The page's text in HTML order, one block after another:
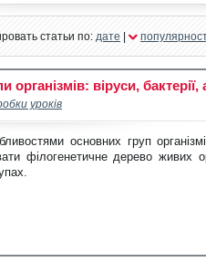
статьи по: дате |
організмів: віруси, бактерії,
уроків
основних груп
філогенетичне дерево живих